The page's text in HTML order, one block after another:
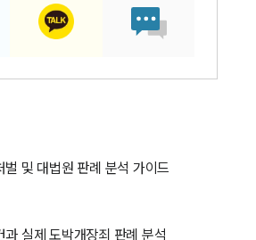
및 대법원 판례 분석 가이드
실제 도박개장죄 판례 분석